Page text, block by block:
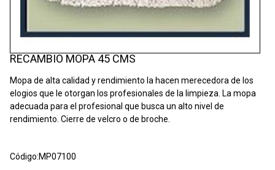
RECAMBIO MOPA 45 CMS
Mopa de alta calidad y rendimiento la hacen merecedora de los
elogios que le otorgan los profesionales de la limpieza. La mopa
adecuada para el profesional que busca un alto nivel de
rendimiento. Cierre de velcro o de broche.
Código:MP07100